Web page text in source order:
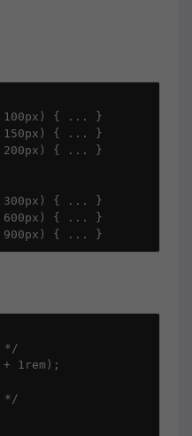
100px) { ... }
150px) { ... }
200px) { ... }
300px) { ... }
600px) { ... }
900px) { ... }
*/
1rem);
*/